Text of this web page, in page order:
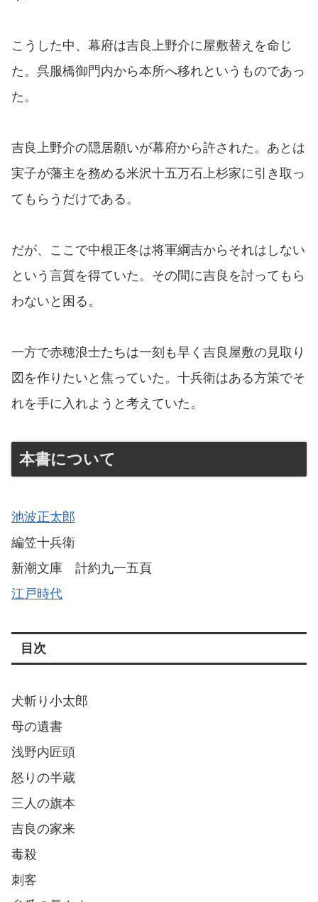
こうした中、幕府は吉良上野介に屋敷替えを命じ
た。呉服橋御門内から本所へ移れというものであっ
た。
吉良上野介の隠居願いが幕府から許された。あとは
実子が藩主を務める米沢十五万石上杉家に引き取っ
てもらうだけである。
だが、ここで中根正冬は将軍綱吉からそれはしない
という言質を得ていた。その間に吉良を討ってもら
わないと困る。
一方で赤穂浪士たちは一刻も早く吉良屋敷の見取り
図を作りたいと焦っていた。十兵衛はある方策でそ
れを手に入れようと考えていた。
本書について
池波正太郎
編笠十兵衛
新潮文庫 計約九一五頁
江戸時代
目次
犬斬り小太郎
母の遺書
浅野内匠頭
怒りの半蔵
三人の旗本
吉良の家来
毒殺
刺客